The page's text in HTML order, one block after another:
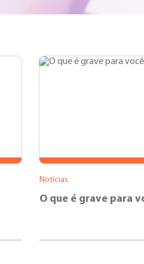
Notícias
O que é grave para